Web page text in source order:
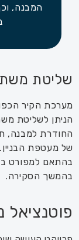
המבנה,
שליטת
הניתן לשליטת
החודרת למבנה,
של מעטפת הבניין.
בהתאם למפורט
בהמשך הסקירה.
פוטנציאל